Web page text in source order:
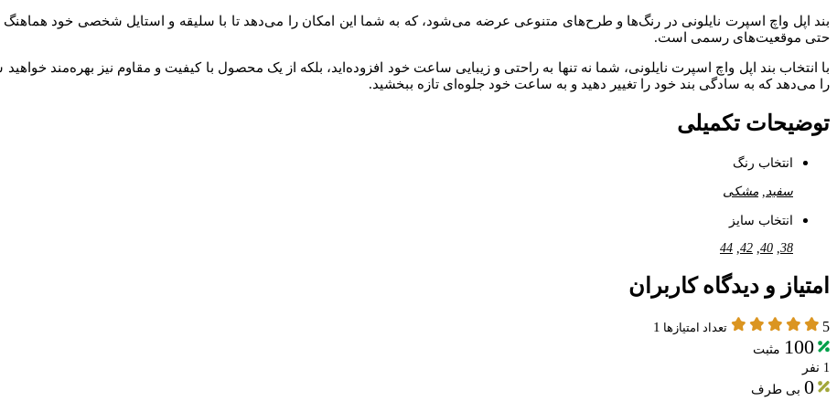
بند اپل واچ اسپرت نایلونی در رنگ‌ها و طرح‌های متنوعی عرضه می‌شود، که به شما این امکان را می‌دهد تا با سلیقه و استایل شخصی خود هماهنگ
حتی موقعیت‌های رسمی است.
با انتخاب بند اپل واچ اسپرت نایلونی، شما نه تنها به راحتی و زیبایی ساعت خود افزوده‌اید، بلکه از یک محصول با کیفیت و مقاوم نیز بهره‌مند
را می‌دهد که به سادگی بند خود را تغییر دهید و به ساعت خود جلوه‌ای تازه ببخشید.
توضیحات تکمیلی
انتخاب رنگ
سفید مشکی
انتخاب سایز
38
40
42
44
امتیاز و دیدگاه کاربران
5 تعداد امتیازها 1
100 مثبت
1 نفر
0 بی طرف